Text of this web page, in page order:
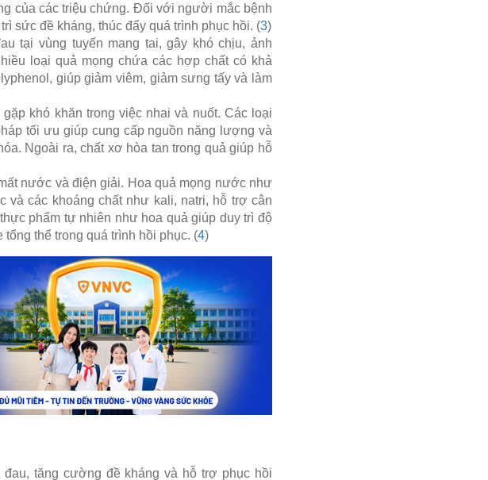
của các triệu chứng. Đối với người mắc bệnh
sức đề kháng, thúc đẩy quá trình phục hồi. (3)
tại vùng tuyến mang tai, gây khó chịu, ảnh
loại quả mọng chứa các hợp chất có khả
giúp giảm viêm, giảm sưng tấy và làm
khó khăn trong việc nhai và nuốt. Các loại
tối ưu giúp cung cấp nguồn năng lượng và
Ngoài ra, chất xơ hòa tan trong quả giúp hỗ
nước và điện giải. Hoa quả mọng nước như
các khoáng chất như kali, natri, hỗ trợ cân
phẩm tự nhiên như hoa quả giúp duy trì độ
thể trong quá trình hồi phục. (4)
tăng cường đề kháng và hỗ trợ phục hồi